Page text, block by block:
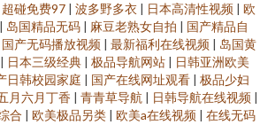
超碰免费97 | 波多野多衣 | 日本高清性视频 | 欧
| 岛国精品无码 | 麻豆老熟女自拍 | 国产精品自
国产无码播放视频 | 最新福利在线视频 | 岛国黄
| 日本三级经典 | 极品导航网站 | 日韩亚洲欧美
日韩校园家庭 | 国产在线网址观看 | 极品少妇
月六月丁香 | 青青草导航 | 日韩导航在线视频 |
合 | 欧美极品另类 | 欧美a在线视频 | 在线无码